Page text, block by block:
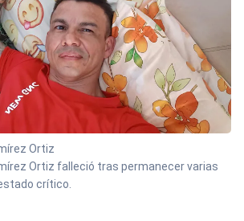
Ortiz
Ortiz falleció tras permanecer varias
crítico.